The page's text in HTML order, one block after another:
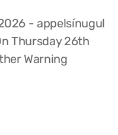
- appelsínugul
Thursday 26th
Warning